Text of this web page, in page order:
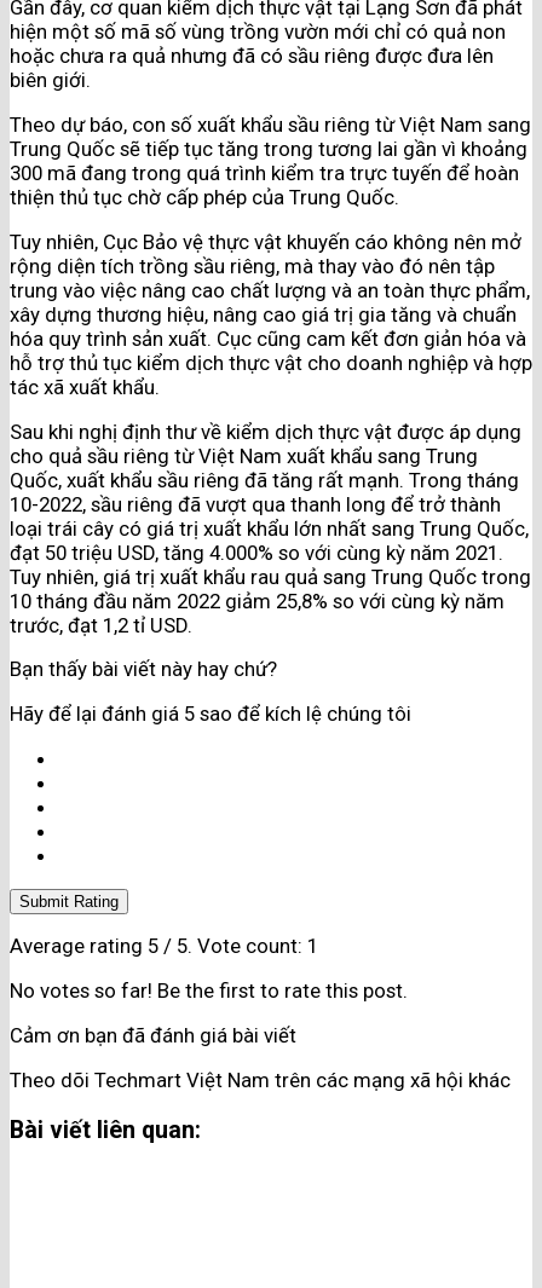
Gần đây, cơ quan kiểm dịch thực vật tại Lạng Sơn đã phát
hiện một số mã số vùng trồng vườn mới chỉ có quả non
hoặc chưa ra quả nhưng đã có sầu riêng được đưa lên
biên giới.
Theo dự báo, con số xuất khẩu sầu riêng từ Việt Nam sang
Trung Quốc sẽ tiếp tục tăng trong tương lai gần vì khoảng
300 mã đang trong quá trình kiểm tra trực tuyến để hoàn
thiện thủ tục chờ cấp phép của Trung Quốc.
Tuy nhiên, Cục Bảo vệ thực vật khuyến cáo không nên mở
rộng diện tích trồng sầu riêng, mà thay vào đó nên tập
trung vào việc nâng cao chất lượng và an toàn thực phẩm,
xây dựng thương hiệu, nâng cao giá trị gia tăng và chuẩn
hóa quy trình sản xuất. Cục cũng cam kết đơn giản hóa và
hỗ trợ thủ tục kiểm dịch thực vật cho doanh nghiệp và hợp
tác xã xuất khẩu.
Sau khi nghị định thư về kiểm dịch thực vật được áp dụng
cho quả sầu riêng từ Việt Nam xuất khẩu sang Trung
Quốc, xuất khẩu sầu riêng đã tăng rất mạnh. Trong tháng
10-2022, sầu riêng đã vượt qua thanh long để trở thành
loại trái cây có giá trị xuất khẩu lớn nhất sang Trung Quốc,
đạt 50 triệu USD, tăng 4.000% so với cùng kỳ năm 2021.
Tuy nhiên, giá trị xuất khẩu rau quả sang Trung Quốc trong
10 tháng đầu năm 2022 giảm 25,8% so với cùng kỳ năm
trước, đạt 1,2 tỉ USD.
Bạn thấy bài viết này hay chứ?
Hãy để lại đánh giá 5 sao để kích lệ chúng tôi
Submit Rating
Average rating 5 / 5. Vote count: 1
No votes so far! Be the first to rate this post.
Cảm ơn bạn đã đánh giá bài viết
Theo dõi Techmart Việt Nam trên các mạng xã hội khác
Bài viết liên quan: